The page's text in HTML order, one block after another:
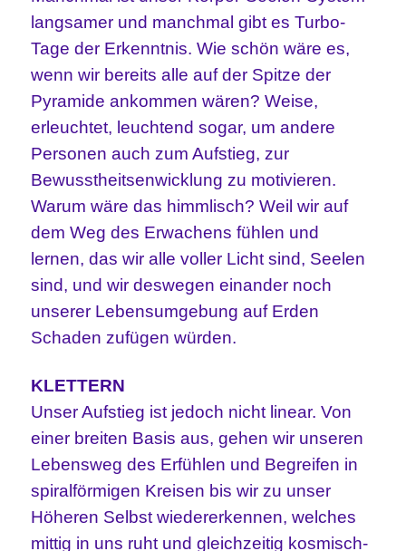
langsamer und manchmal gibt es Turbo-
Tage der Erkenntnis.Wie schön wäre es,
wenn wir bereits alle auf der Spitze der
Pyramide ankommen wären? Weise,
erleuchtet, leuchtend sogar, um andere
Personen auch zum Aufstieg, zur
Bewusstheitsenwicklung zu motivieren.
Warum wäre das himmlisch? Weil wir auf
dem Weg des Erwachens fühlen und
lernen, das wir alle voller Licht sind, Seelen
sind, und wir deswegen einander noch
unserer Lebensumgebung auf Erden
Schaden zufügen würden.
KLETTERN
Unser Aufstieg ist jedoch nicht linear. Von
einer breiten Basis aus, gehen wir unseren
Lebensweg des Erfühlen und Begreifen in
spiralförmigen Kreisen bis wir zu unser
Höheren Selbst wiedererkennen, welches
mittig in uns ruht und gleichzeitig kosmisch-